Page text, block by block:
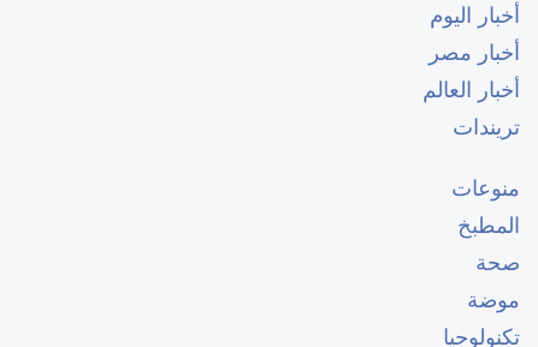
أخبار اليوم
أخبار مصر
أخبار العالم
تريندات
منوعات
المطبخ
صحة
موضة
تكنولوجيا